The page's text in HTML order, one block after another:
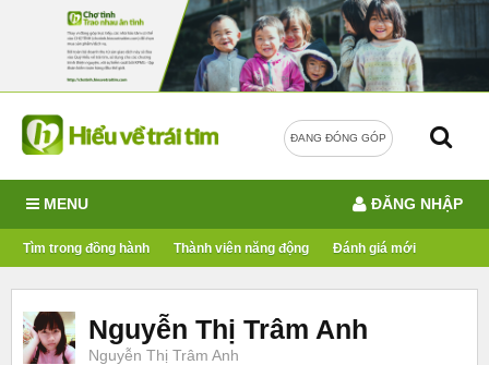
ĐANG ĐÓNG GÓP
MENU
Tìm trong đồng hành Thành viên năng động Đánh giá mới
ĐĂNG NHẬP
Nguyễn Thị Trâm Anh
Nguyễn Thị Trâm Anh